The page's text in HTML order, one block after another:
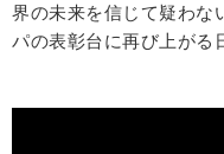
界の未来を信じて疑わな
パの表彰台に再び上がる